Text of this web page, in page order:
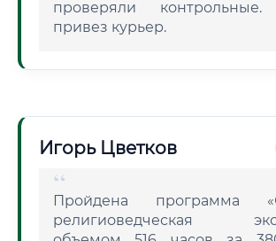
проверяли
привез курьер.
Игорь Цветков
Пройдена программа
религиоведческая